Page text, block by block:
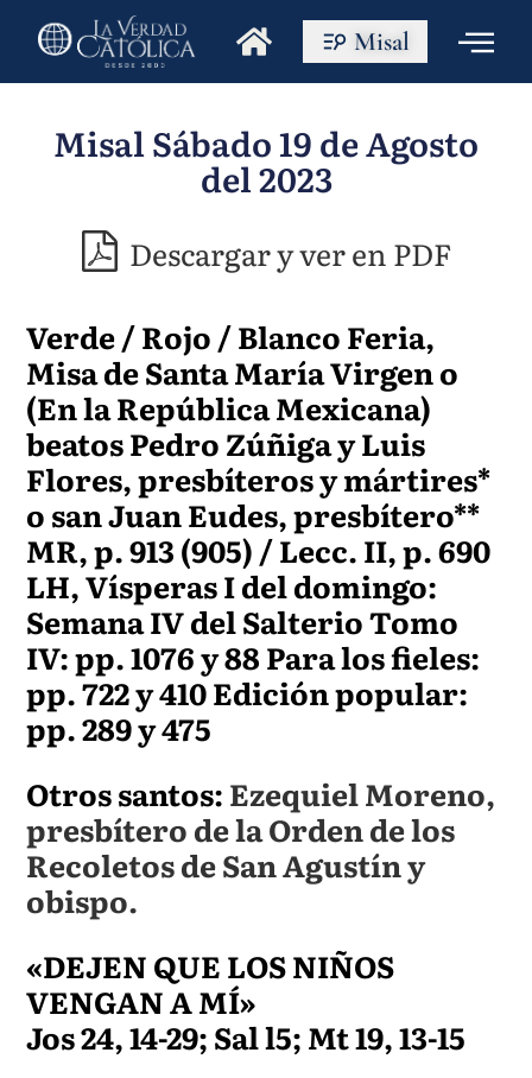
Misal
Misal Sábado 19 de Agosto
del 2023
Descargar y ver en PDF
Verde / Rojo / Blanco Feria,
Misa de Santa María Virgen o
(En la República Mexicana)
beatos Pedro Zúñiga y Luis
Flores, presbíteros y mártires*
o san Juan Eudes, presbítero**
MR, p. 913 (905) / Lecc. II, p. 690
LH, Vísperas I del domingo:
Semana IV del Salterio Tomo
IV: pp. 1076 y 88 Para los fieles:
pp. 722 y 410 Edición popular:
pp. 289 y 475
Otros santos:Ezequiel Moreno,
presbítero de la Orden de los
Recoletos de San Agustín y
obispo.
«DEJEN QUE LOS NIÑOS
VENGAN A MÍ»
Jos 24, 14-29; Sal l5; Mt 19, 13-15